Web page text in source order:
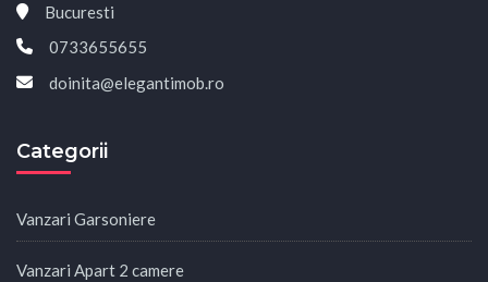
Bucuresti
0733655655
doinita@elegantimob.ro
Categorii
Vanzari Garsoniere
Vanzari Apart 2 camere